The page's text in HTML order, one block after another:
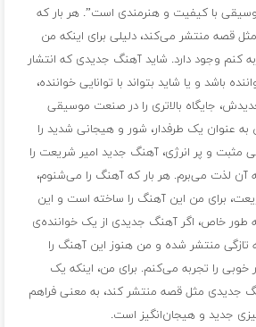
با کیفیت و هنرمندی است”. هر بار که
قصه منتشر می‌کند، دلیلی برای اینکه من
کنم وجود دارد. شاید آهنگ جدیدی که انتشار
باشد و یا شاید بتواند با توانایی خواننده،
جایگاه بالاتری را در صنعت موسیقی
عنوان یک طرفدار، شور و هیجانی شدید را
مثبت و پر انرژی، آهنگ جدید امیر شریعت را
لذت می‌برم. هر بار که آهنگ را می‌شنوم،
برای من این آهنگ را ساخته است و این
خاص، اگر آهنگ جدیدی از یک خواننده‌ی
تازگی منتشر شده و من هنوز این آهنگ را
را تجربه می‌کنم. برای من، اینکه یک
جدیدی مثل قصه منتشر کند، به معنی فراهم
جدید و هیجان‌انگیز است.